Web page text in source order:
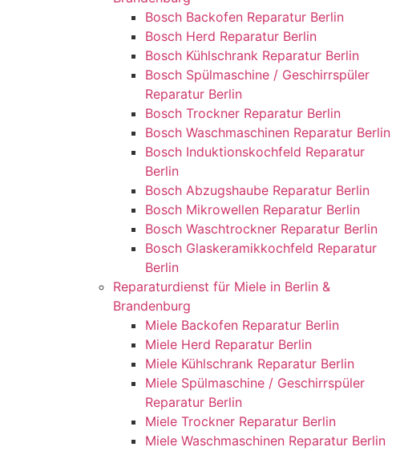
Bosch Backofen Reparatur Berlin
Bosch Herd Reparatur Berlin
Bosch Kühlschrank Reparatur Berlin
Bosch Spülmaschine / Geschirrspüler
Reparatur Berlin
Bosch Trockner Reparatur Berlin
Bosch Waschmaschinen Reparatur Berlin
Bosch Induktionskochfeld Reparatur
Berlin
Bosch Abzugshaube Reparatur Berlin
Bosch Mikrowellen Reparatur Berlin
Bosch Waschtrockner Reparatur Berlin
Bosch Glaskeramikkochfeld Reparatur
Berlin
Reparaturdienst für Miele in Berlin &
Brandenburg
Miele Backofen Reparatur Berlin
Miele Herd Reparatur Berlin
Miele Kühlschrank Reparatur Berlin
Miele Spülmaschine / Geschirrspüler
Reparatur Berlin
Miele Trockner Reparatur Berlin
Miele Waschmaschinen Reparatur Berlin